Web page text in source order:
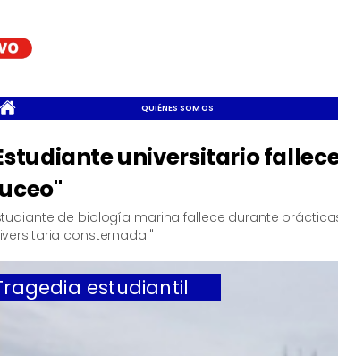
QUIÉNES SOMOS
estudiantil
universitario
de biología marina fallece durante
consternada."